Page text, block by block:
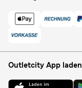
Outletcity App laden